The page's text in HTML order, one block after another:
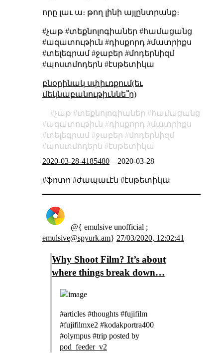
որը լաւ ա։ թող լինի այլընտրանք։
#չաթ #տեքնոլոգիաներ #համացանց
#ազատութիւն #դիսքորդ #մատրիքս
#տելեգրամ #ջաբեր #մոդերնիզմ
#պոստմոդերն #էսթետիկա
բնօրինակ սփիւռքում(եւ
մեկնաբանութիւննե՞ր)
չաթ տեքնոլոգիաներ
համացանց
ազատութիւն
դիսքորդ
մատրիքս
տելեգրամ
ջաբեր
մոդերնիզմ
պոստմոդերն
էսթետիկա
2020-03-28-4185480– 2020-03-28
#ֆոտո #ժապաւէն #էսթետիկա
@{ emulsive unofficial ;
emulsive@spyurk.am} 27/03/2020, 12:02:41
Why Shoot Film? It’s about
where things break down…
#articles #thoughts #fujifilm
#fujifilmxe2 #kodakportra400
#olympus #trip posted by
pod_feeder_v2